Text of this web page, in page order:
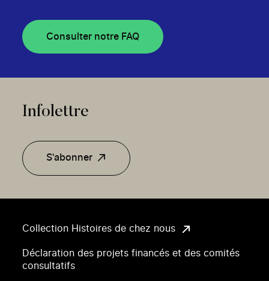
Collection Histoires de chez nous
Déclaration des projets financés et des comités
consultatifs
Consulter notre FAQ
Infolettre
S'abonner